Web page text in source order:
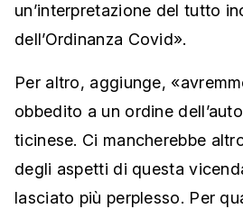
un’interpretazione del tutto
dell’Ordinanza Covid».
Per altro, aggiunge,
obbedito a un ordine
ticinese. Ci mancherebbe
degli aspetti di questa
lasciato più perplesso. Per